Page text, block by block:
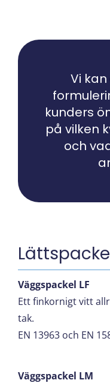
Vi
kunders
på vilken
och
Väggspackel LF
Ett finkornigt vitt
tak.
EN 13963 och EN
Väggspackel LM